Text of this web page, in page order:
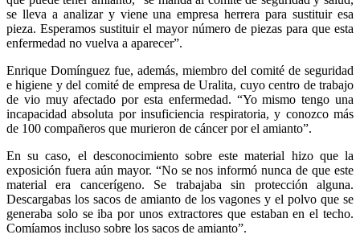
se lleva a analizar y viene una empresa herrera para sustituir esa
pieza. Esperamos sustituir el mayor número de piezas para que esta
enfermedad no vuelva a aparecer”.
Enrique Domínguez fue, además, miembro del comité de seguridad
e higiene y del comité de empresa de Uralita, cuyo centro de trabajo
de vio muy afectado por esta enfermedad. “Yo mismo tengo una
incapacidad absoluta por insuficiencia respiratoria, y conozco más
de 100 compañeros que murieron de cáncer por el amianto”.
En su caso, el desconocimiento sobre este material hizo que la
exposición fuera aún mayor. “No se nos informó nunca de que este
material era cancerígeno. Se trabajaba sin protección alguna.
Descargabas los sacos de amianto de los vagones y el polvo que se
generaba solo se iba por unos extractores que estaban en el techo.
Comíamos incluso sobre los sacos de amianto”.